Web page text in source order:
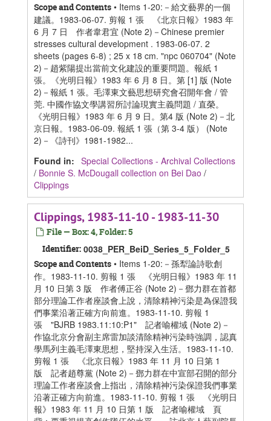
Scope and Contents • Items 1-20:－給文藝界的一個
建議。1983-06-07. 剪報 1 張 《北京日報》1983 年
6 月 7 日 作者韋君宜 (Note 2)－Chinese premier
stresses cultural development . 1983-06-07. 2
sheets (pages 6-8) ; 25 x 18 cm. "npc 060704" (Note
2)－趙紫陽提出當前文化建設的重要問題。報紙 1
張。《光明日報》1983 年 6 月 8 日。第 [1] 版 (Note
2)－報紙 1 張。毛澤東文藝思想研究會召開年會 / 管
莞. 中國作協文學講習所討論現實主義問題 / 直榮。
《光明日報》1983 年 6 月 9 日。第4 版 (Note 2)－北
京日報。1983-06-09. 報紙 1 張（第 3-4 版） (Note
2)－《詩刊》1981-1982...
Found in: Special Collections - Archival Collections
/ Bonnie S. McDougall collection on Bei Dao /
Clippings
Clippings, 1983-11-10 - 1983-11-30
File — Box: 4, Folder: 5
Identifier: 0038_PER_BeiD_Series_5_Folder_5
Scope and Contents • Items 1-20:－孫犁論詩歌創
作。1983-11-10. 剪報 1 張 《光明日報》1983 年 11
月 10 日第 3 版 作者傅正谷 (Note 2)－鄧力群在首都
部分理論工作者座談會上說，清除精神污染是為保證我
們事業沿著正確方向前進。1983-11-10. 剪報 1
張 "BJRB 1983.11:10:P1" 記者喻權域 (Note 2)－
作協北京分會副主席雷加談清除精神污染時強調，認真
學馬列主義毛澤東思想，堅持深入生活。1983-11-10.
剪報 1 張 《北京日報》1983 年 11 月 10 日第 1
版 記者趙尊黨 (Note 2)－鄧力群在中宣部召開的部分
理論工作者座談會上指出，清除精神污染保證我們事業
沿著正確方向前進。1983-11-10. 剪報 1 張 《光明日
報》1983 年 11 月 10 日第 1 版 記者喻權域 頁